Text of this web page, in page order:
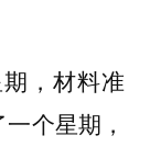
，材料准
个星期，